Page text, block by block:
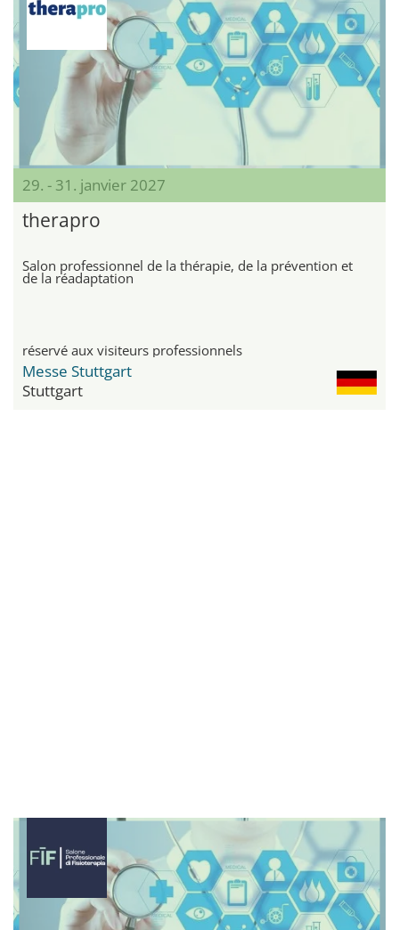
29. - 31. janvier 2027
therapro
Salon professionnel de la thérapie, de la prévention et
de la réadaptation
réservé aux visiteurs professionnels
Messe Stuttgart
Stuttgart